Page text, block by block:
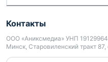
Контакты
ООО «Аниксмедиа» УНП
Минск, Старовиленский тракт